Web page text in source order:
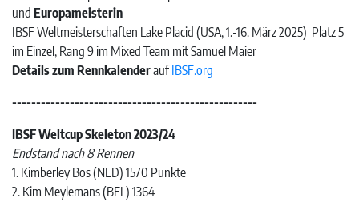
und Europameisterin
IBSF Weltmeisterschaften Lake Placid (USA, 1.-16. März 2025) Platz 5
im Einzel, Rang 9 im Mixed Team mit Samuel Maier
Details zum RennkalenderaufIBSF.org
---------------------------------------------------
IBSF Weltcup Skeleton 2023/24
Endstand nach 8 Rennen
1. Kimberley Bos (NED) 1570 Punkte
2. Kim Meylemans (BEL) 1364